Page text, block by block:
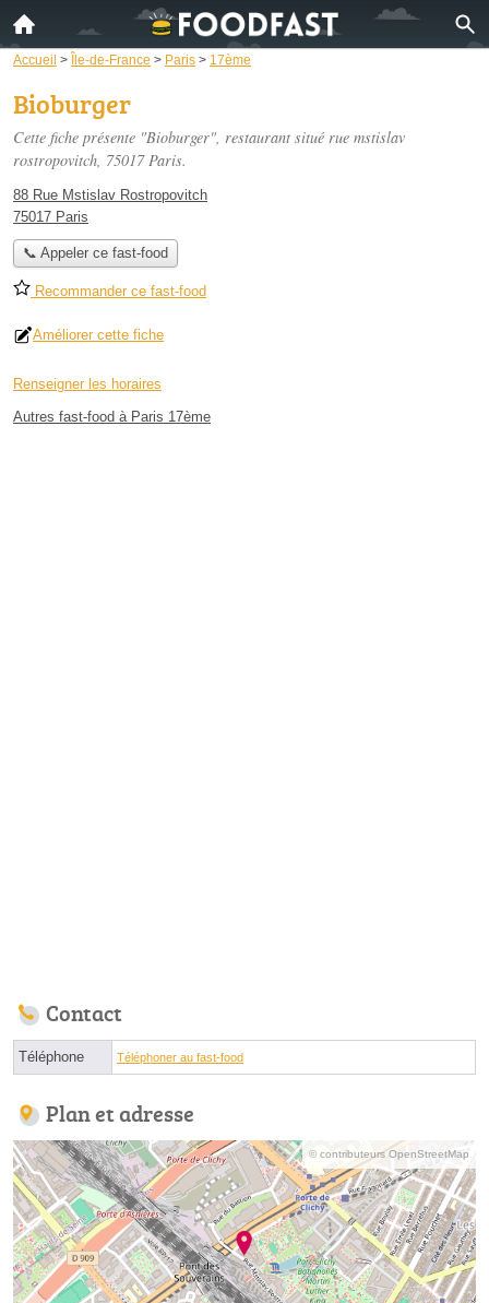
Accueil > Île-de-France > Paris > 17ème
Bioburger
Cette fiche présente "Bioburger", restaurant situé rue mstislav
rostropovitch, 75017 Paris.
88 Rue Mstislav Rostropovitch
75017 Paris
📞 Appeler ce fast-food
Recommander ce fast-food
Améliorer cette fiche
Renseigner les horaires
Autres fast-food à Paris 17ème
Contact
Téléphone Téléphoner au fast-food
Plan et adresse
© contributeurs OpenStreetMap